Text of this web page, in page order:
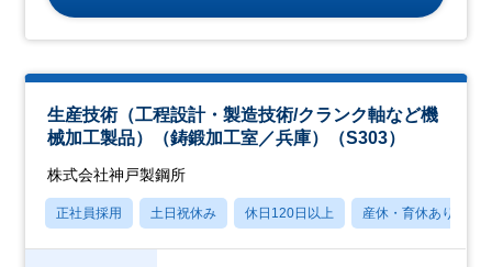
生産技術（工程設計・製造技術/クランク軸など機
械加工製品）（鋳鍛加工室／兵庫）（S303）
株式会社神戸製鋼所
正社員採用 土日祝休み 休日120日以上 産休・育休あり